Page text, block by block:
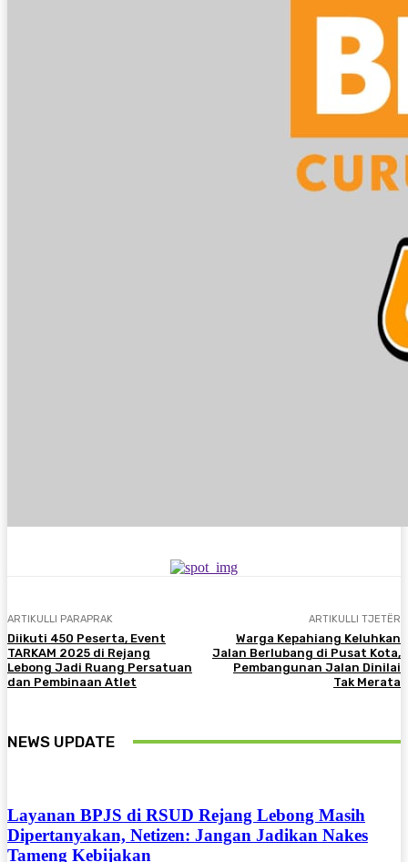
ARTIKULLI PARAPRAK
Diikuti 450 Peserta, Event
TARKAM 2025 di Rejang
Lebong Jadi Ruang Persatuan
dan Pembinaan Atlet
ARTIKULLI TJETËR
Warga Kepahiang Keluhkan
Jalan Berlubang di Pusat Kota,
Pembangunan Jalan Dinilai
Tak Merata
NEWS UPDATE
Layanan BPJS di RSUD Rejang Lebong Masih
Dipertanyakan, Netizen: Jangan Jadikan Nakes
Tameng Kebijakan